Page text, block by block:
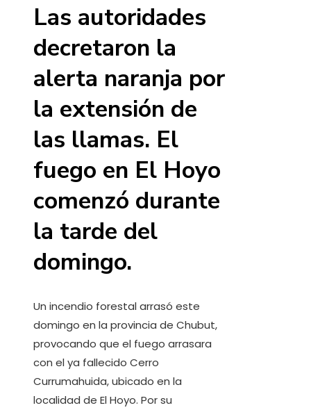
Las autoridades
decretaron la
alerta naranja por
la extensión de
las llamas. El
fuego en El Hoyo
comenzó durante
la tarde del
domingo.
Un incendio forestal arrasó este
domingo en la provincia de Chubut,
provocando que el fuego arrasara
con el ya fallecido Cerro
Currumahuida, ubicado en la
localidad de El Hoyo. Por su